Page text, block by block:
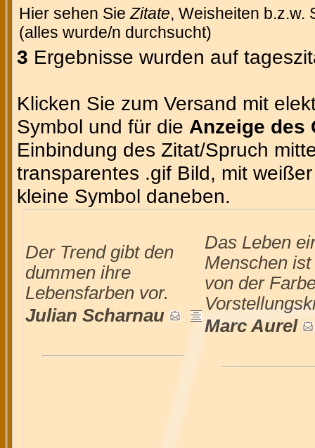
Hier sehen SieZitate, Weisheiten b.z.w.
(alles wurde/n durchsucht)
3 Ergebnisse wurden auf
Klicken Sie zum Versand mit
Symbol und für die Anzeige des
Einbindung des Zitat/Spruch
transparentes .gif Bild, mit
kleine Symbol daneben.
Der Trend gibt den
dummen ihre
Lebensfarben vor.
Julian Scharnau
Das Leben
Menschen
von der
Marc Aurel